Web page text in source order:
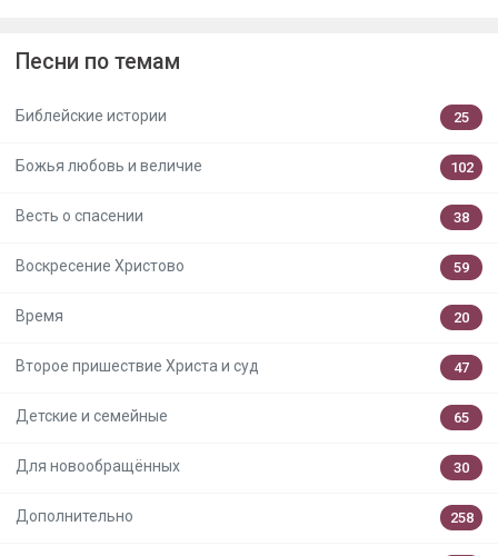
Песни по темам
Библейские истории 25
Божья любовь и величие 102
Весть о спасении 38
Воскресение Христово 59
Время 20
Второе пришествие Христа и суд 47
Детские и семейные 65
Для новообращённых 30
Дополнительно 258